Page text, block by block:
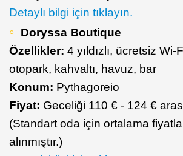
Detaylı bilgi için tıklayın.
Doryssa Boutique
Özellikler: 4 yıldızlı, ücretsiz Wi-
otopark, kahvaltı, havuz, bar
Konum: Pythagoreio
Fiyat: Geceliği 110 € - 124 €
(Standart oda için ortalama
alınmıştır.)